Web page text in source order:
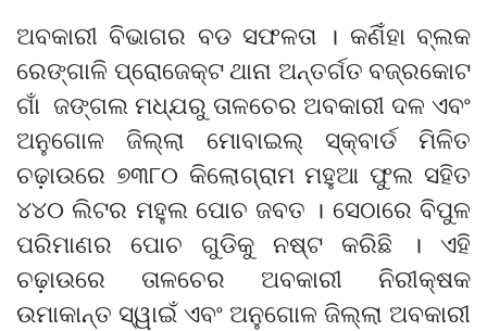
ଅବକାରୀ ବିଭାଗର ବଡ ସଫଳତା । କଣିଁହା ବ୍ଲକ
ରେଙ୍ଗାଳି ପ୍ରୋଜେକ୍ଟ ଥାନା ଅନ୍ତର୍ଗତ ବଜ୍ରକୋଟ
ଗାଁ ଜଙ୍ଗଲ ମଧ୍ଯରୁ ତାଳଚେର ଅବକାରୀ ଦଳ ଏବଂ
ଅନୁଗୋଳ ଜିଲ୍ଲା ମୋବାଇଲ୍ ସ୍କ୍ବାର୍ଡ ମିଳିତ
ଚଢ଼ାଉରେ ୭୩୮୦ କିଲୋଗ୍ରାମ ମହୁଆ ଫୁଲ ସହିତ
୪୪୦ ଲିଟର ମହୁଲ ପୋଚ ଜବତ । ସେଠାରେ ବିପୁଳ
ପରିମାଣର ପୋଚ ଗୁଡିକୁ ନଷ୍ଟ କରିଛି । ଏହି
ଚଢ଼ାଉରେ ତାଳଚେର ଅବକାରୀ ନିରୀକ୍ଷକ
ଉମାକାନ୍ତ ସ୍ୱାଇଁ ଏବଂ ଅନୁଗୋଳ ଜିଲ୍ଲା ଅବକାରୀ